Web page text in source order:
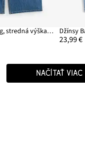
Džínsy, Wide-Leg, stredná výška pásu Džínsy
23,99 €
NAČÍTAŤ VIAC